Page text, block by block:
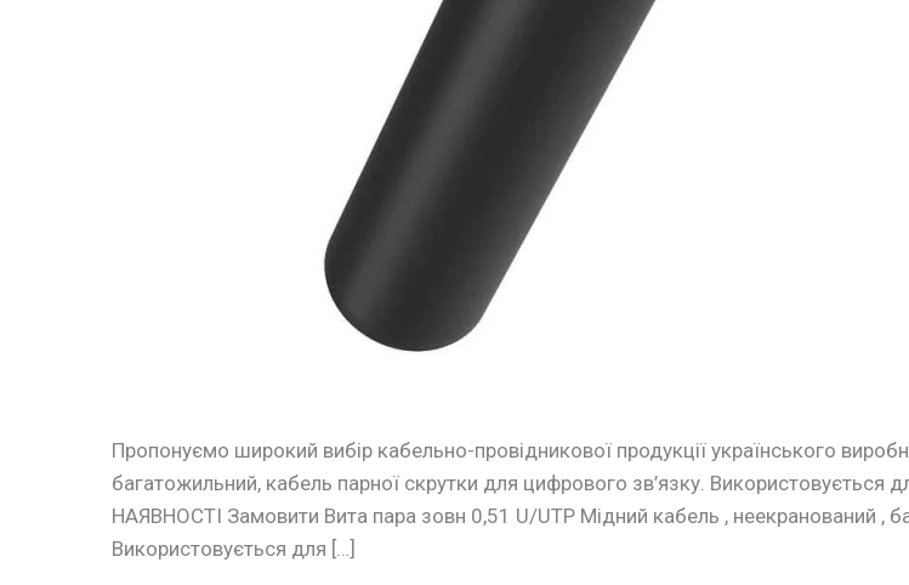
Пропонуємо широкий вибір кабельно-провідникової продукції українського
багатожильний, кабель парної скрутки для цифрового зв’язку. Використовується
НАЯВНОСТІ Замовити Вита пара зовн 0,51 U/UTP Мідний кабель , неекранований ,
Використовується для […]